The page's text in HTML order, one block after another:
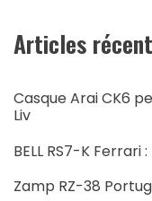
Articles
Casque Arai CK6
Liv
BELL RS7-K
Zamp RZ-38